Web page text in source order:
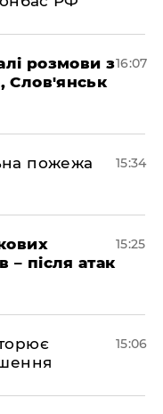
розмови з
Слов'янськ
16:07
пожежа
15:34
– після атак
15:25
15:06